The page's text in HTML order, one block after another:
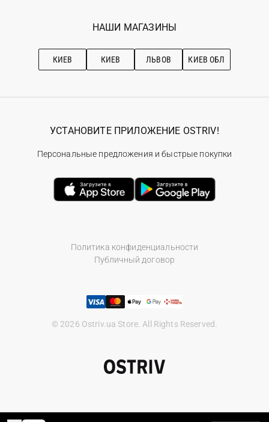
Ostriv Club+
Наши магазини
Рекомендации по уходу
НАШИ МАГАЗИНЫ
КИЕВ КИЕВ ЛЬВОВ КИЕВ ОБЛ
Политика конфиденциальности
Публичный договор
© 2026 Ostriv.ua Store. All Rights Reserved.
УСТАНОВИТЕ ПРИЛОЖЕНИЕ OSTRIV!
Персональные предложения и быстрые покупки